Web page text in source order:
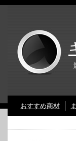
おすすめ商材